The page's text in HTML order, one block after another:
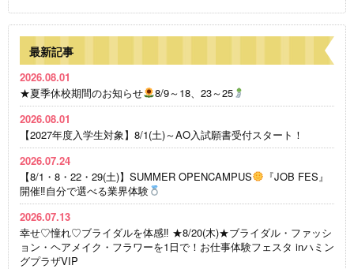
最新記事
2026.08.01
★夏季休校期間のお知らせ
8/9～18、23～25
2026.08.01
【2027年度入学生対象】8/1(土)～AO入試願書受付スタート！
2026.07.24
【8/1・8・22・29(土)】SUMMER OPENCAMPUS
『JOB FES』
開催‼自分で選べる業界体験
2026.07.13
幸せ♡憧れ♡ブライダルを体感‼ ★8/20(木)★ブライダル・ファッシ
ョン・ヘアメイク・フラワーを1日で！お仕事体験フェスタ inハミン
グプラザVIP